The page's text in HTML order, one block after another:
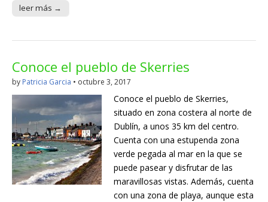
leer más →
Conoce el pueblo de Skerries
by Patricia Garcia • octubre 3, 2017
Conoce el pueblo de Skerries,
situado en zona costera al norte de
Dublín, a unos 35 km del centro.
Cuenta con una estupenda zona
verde pegada al mar en la que se
puede pasear y disfrutar de las
maravillosas vistas. Además, cuenta
con una zona de playa, aunque esta